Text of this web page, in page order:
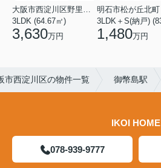
大阪市西淀川区野里３丁目
3LDK (64.67㎡)
3,630万円
明石市松が丘北町
1,480万円
市西淀川区の物件一覧 御幣島駅
IKOI HOME
078-939-9777